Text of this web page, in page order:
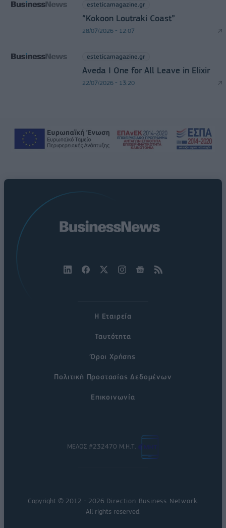
esteticamagazine.gr
“Kokoon Loutraki Coast”
28/07/2026 - 12:07
esteticamagazine.gr
Aveda I One for All Leave in Elixir
22/07/2026 - 13:20
Η Εταιρεία
Ταυτότητα
Όροι Χρήσης
Πολιτική Προστασίας Δεδομένων
Επικοινωνία
ΜΕΛΟΣ #232470 Μ.Η.Τ.
Copyright © 2012 - 2026 Direction Business Network.
All rights reserved.